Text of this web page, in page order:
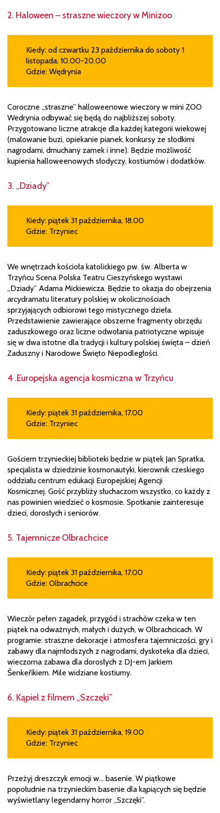
2. Haloween – straszne wieczory w Minizoo
Kiedy: od czwartku 23 października do soboty 1
listopada, 10.00-20.00
Gdzie: Wędrynia
Coroczne „straszne” halloweenowe wieczory w mini ZOO
Wedrynia odbywać się będą do najbliższej soboty.
Przygotowano liczne atrakcje dla każdej kategorii wiekowej
(malowanie buzi, opiekanie pianek, konkursy ze słodkimi
nagrodami, dmuchany zamek i inne). Będzie możliwość
kupienia halloweenowych słodyczy, kostiumów i dodatków.
3. „Dziady”
Kiedy: piątek 31 października, 18.00
Gdzie: Trzyniec
We wnętrzach kościoła katolickiego pw. św. Alberta w
Trzyńcu Scena Polska Teatru Cieszyńskego wystawi
„Dziady” Adama Mickiewicza. Będzie to okazja do obejrzenia
arcydramatu literatury polskiej w okolicznościach
sprzyjających odbiorowi tego mistycznego dzieła.
Przedstawienie zawierające obszerne fragmenty obrzędu
zaduszkowego oraz liczne odwołania patriotyczne wpisuje
się w dwa istotne dla tradycji i kultury polskiej święta – dzień
Zaduszny i Narodowe Święto Niepodległości.
4 .Europejska agencja kosmiczna w Trzyńcu
Kiedy: piątek 31 października, 17.00
Gdzie: Trzyniec
Gościem trzynieckiej biblioteki będzie w piątek Jan Spratka,
specjalista w dziedzinie kosmonautyki, kierownik czeskiego
oddziału centrum edukacji Europejskiej Agencji
Kosmicznej. Gość przybliży słuchaczom wszystko, co każdy z
nas powinien wiedzieć o kosmosie. Spotkanie zainteresuje
dzieci, dorosłych i seniorów.
5. Tajemnicze Olbrachcice
Kiedy: piątek 31 października, 17.00
Gdzie: Olbrachcice
Wieczór pełen zagadek, przygód i strachów czeka w ten
piątek na odważnych, małych i dużych, w Olbrachcicach. W
programie: straszne dekoracje i atmosfera tajemniczości, gry i
zabawy dla najmłodszych z nagrodami, dyskoteka dla dzieci,
wieczorna zabawa dla dorosłych z DJ-em Jarkiem
Šenkeříkiem. Mile widziane kostiumy.
6. Kąpiel z filmem „Szczęki”
Kiedy: piątek 31 października, 19.00
Gdzie: Trzyniec
Przeżyj dreszczyk emocji w… basenie. W piątkowe
popołudnie na trzynieckim basenie dla kąpiących się będzie
wyświetlany legendarny horror „Szczęki”.